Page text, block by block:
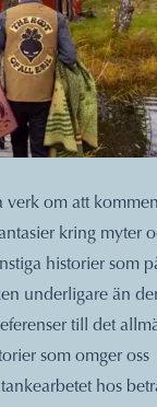
verk om att
kring myter
historier som
underligare än
till det
som omger oss
hos